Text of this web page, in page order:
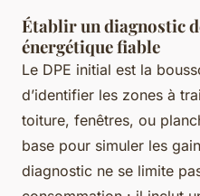
Établir un diagnostic
énergétique fiable
Le DPE initial est la
d’identifier les zones à
toiture, fenêtres, ou
base pour simuler les
diagnostic ne se limite